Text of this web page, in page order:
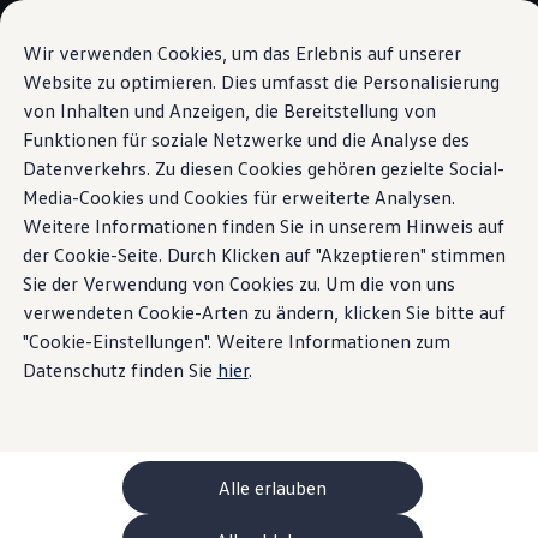
Wir verwenden Cookies, um das Erlebnis auf unserer
Website zu optimieren. Dies umfasst die Personalisierung
von Inhalten und Anzeigen, die Bereitstellung von
Funktionen für soziale Netzwerke und die Analyse des
Datenverkehrs. Zu diesen Cookies gehören gezielte Social-
Media-Cookies und Cookies für erweiterte Analysen.
Weitere Informationen finden Sie in unserem Hinweis auf
der Cookie-Seite. Durch Klicken auf "Akzeptieren" stimmen
Sie der Verwendung von Cookies zu. Um die von uns
verwendeten Cookie-Arten zu ändern, klicken Sie bitte auf
"Cookie-Einstellungen". Weitere Informationen zum
Datenschutz finden Sie hier.
Alle erlauben
Passa al
contenuto
principale
Vai a
piè di
pagina
La sua configurazione
Modelli speciali UNITED
Consulenza e acquisto
Offerte attuali
Clienti aziendali e flotte
Veicoli in pronta consegna
Occasioni
Finanziamento
Calcolatore di leasing
Elettromobilità
Costi e finanziamenti
Ricarica e autonomia
Ricaricare a casa
Ricaricare fuori casa
Ricarica bidirezionale
Soluzione di energia rinnovabile: Helion
ChargeOn
Tecnologia e batteria
Come funziona il sistema di batterie dei
Upgrade
Che ne dite di un
upgrade?